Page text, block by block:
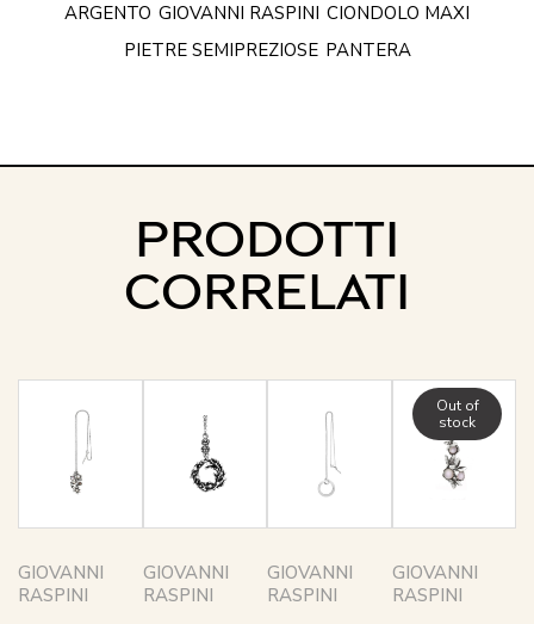
ARGENTO GIOVANNI RASPINI CIONDOLO MAXI
PIETRE SEMIPREZIOSE PANTERA
PRODOTTI
CORRELATI
GIOVANNI
RASPINI
GIOVANNI
RASPINI
GIOVANNI
RASPINI
GIOVANNI
RASPINI
Out of
stock